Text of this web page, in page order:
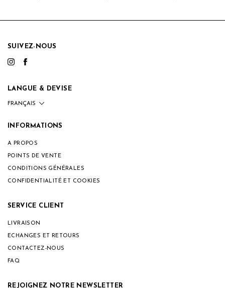
SUIVEZ-NOUS
LANGUE & DEVISE
INFORMATIONS
A PROPOS
POINTS DE VENTE
CONDITIONS GÉNÉRALES
CONFIDENTIALITÉ ET COOKIES
SERVICE CLIENT
LIVRAISON
ECHANGES ET RETOURS
CONTACTEZ-NOUS
FAQ
REJOIGNEZ NOTRE NEWSLETTER